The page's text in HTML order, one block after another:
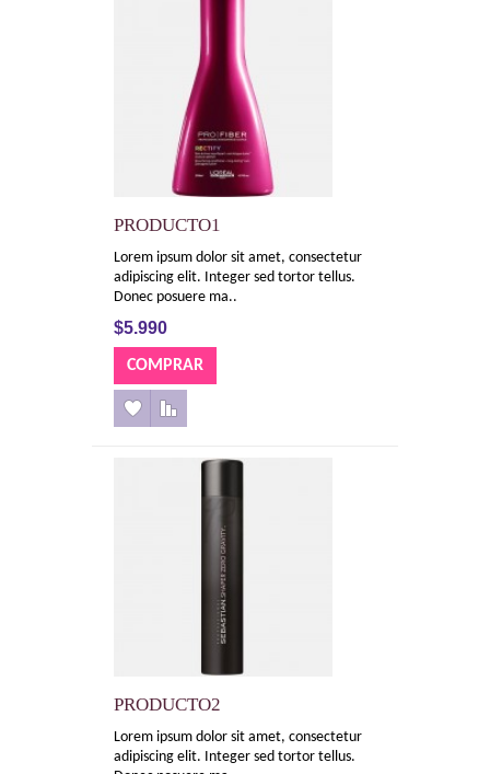
PRODUCTO1
Lorem ipsum dolor sit amet, consectetur
adipiscing elit. Integer sed tortor tellus.
Donec posuere ma..
$5.990
PRODUCTO2
Lorem ipsum dolor sit amet, consectetur
adipiscing elit. Integer sed tortor tellus.